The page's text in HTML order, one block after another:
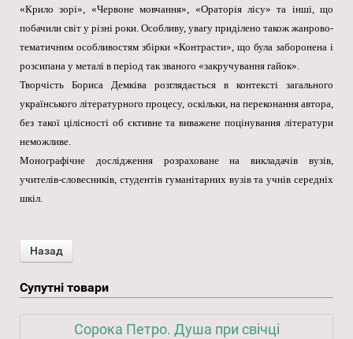
«Крило зорі», «Червоне мовчання», «Ораторія лісу» та інші, що
побачили світ у різні роки. Особливу, увагу приділено також жанрово-
тематичним особливостям збірки «Контрасти», що була заборонена і
розсипана у металі в період так званого «закручування гайок».
Творчість Бориса Демківа розглядається в контексті загального
українського літературного процесу, оскільки, на переконання автора,
без такої цілісності об єктивне та виважене поцінування літератури
неможливе.
Монографічне дослідження розраховане на викладачів вузів,
учителів-словесників, студентів гуманітарних вузів та учнів середніх
шкіл.
Супутні товари
Сорока Петро. Душа при свічці